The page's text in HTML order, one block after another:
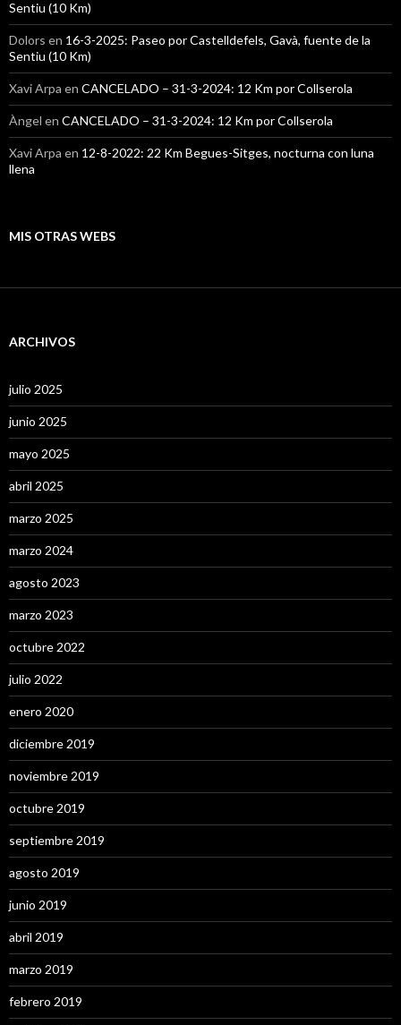
Sentiu (10 Km)
Dolors en 16-3-2025: Paseo por Castelldefels, Gavà, fuente de la
Sentiu (10 Km)
Xavi Arpa en CANCELADO – 31-3-2024: 12 Km por Collserola
Àngel en CANCELADO – 31-3-2024: 12 Km por Collserola
Xavi Arpa en 12-8-2022: 22 Km Begues-Sitges, nocturna con luna
llena
MIS OTRAS WEBS
ARCHIVOS
julio 2025
junio 2025
mayo 2025
abril 2025
marzo 2025
marzo 2024
agosto 2023
marzo 2023
octubre 2022
julio 2022
enero 2020
diciembre 2019
noviembre 2019
octubre 2019
septiembre 2019
agosto 2019
junio 2019
abril 2019
marzo 2019
febrero 2019